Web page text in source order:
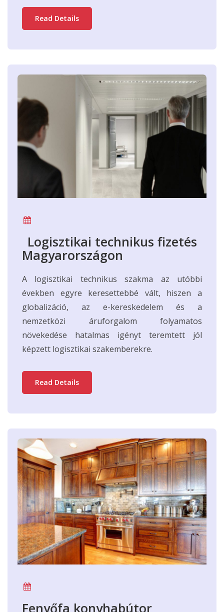
Read Details
Logisztikai technikus fizetés
Magyarországon
A logisztikai technikus szakma az utóbbi
években egyre keresettebbé vált, hiszen a
globalizáció, az e-kereskedelem és a
nemzetközi áruforgalom folyamatos
növekedése hatalmas igényt teremtett jól
képzett logisztikai szakemberekre.
Read Details
Fenyőfa konyhabútor